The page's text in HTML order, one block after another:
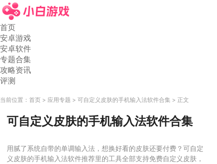
首页
安卓游戏
安卓软件
专题合集
攻略资讯
评测
当前位置： 首页 应用专题 可自定义皮肤的手机输入法软件合集 正文
可自定义皮肤的手机输入法软件合集
用腻了系统自带的单调输入法，想换好看的皮肤还要付费？可自定
义皮肤的手机输入法软件推荐里的工具全部支持免费自定义皮肤，